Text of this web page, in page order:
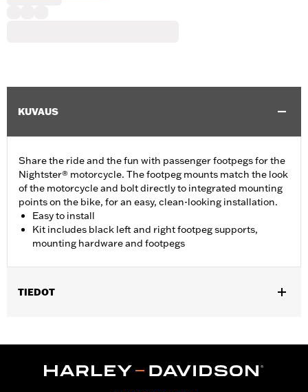
KUVAUS
Share the ride and the fun with passenger footpegs for the
Nightster® motorcycle. The footpeg mounts match the look
of the motorcycle and bolt directly to integrated mounting
points on the bike, for an easy, clean-looking installation.
Easy to install
Kit includes black left and right footpeg supports,
mounting hardware and footpegs
TIEDOT
In the Box: Left and right footpeg supports, mounting hardware,